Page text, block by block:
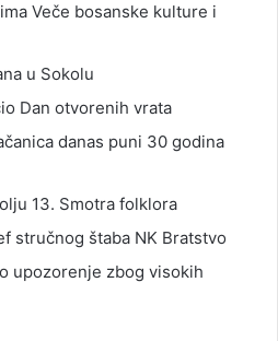
Veče bosanske kulture i
u Sokolu
Dan otvorenih vrata
danas puni 30 godina
13. Smotra folklora
stručnog štaba NK Bratstvo
upozorenje zbog visokih